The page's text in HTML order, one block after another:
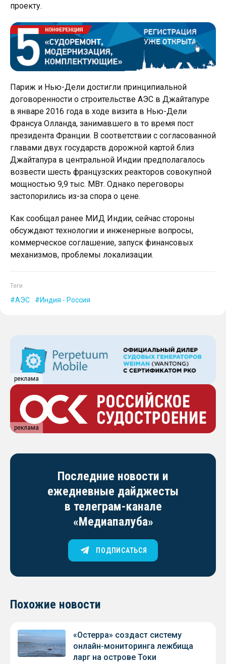
проекту.
Париж и Нью-Дели достигли принципиальной
договоренности о строительстве АЭС в Джайтапуре
в январе 2016 года в ходе визита в Нью-Дели
Франсуа Олланда, занимавшего в то время пост
президента Франции. В соответствии с согласованной
главами двух государств дорожной картой близ
Джайтапура в центральной Индии предполагалось
возвести шесть французских реакторов совокупной
мощностью 9,9 тыс. МВт. Однако переговоры
застопорились из-за спора о цене.
Как сообщал ранее МИД Индии, сейчас стороны
обсуждают технологии и инженерные вопросы,
коммерческое соглашение, запуск финансовых
механизмов, проблемы локализации.
Теги
АЭС Индия - Россия
реклама
реклама
Последние новости и
ежедневные дайджесты
в телеграм-канале
«Медиапалуба»
ПОДПИСАТЬСЯ
Похожие новости
«Остерра» создаст систему
онлайн-мониторинга лежбища
ларг на острове Токи